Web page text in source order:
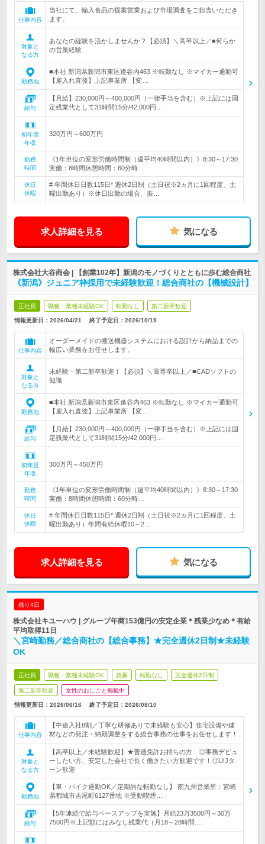
仕事内容
当社にて、輸入食品の提案営業および市場調査をご担当いただき
ます。
対象と
なる方
あなたの経験を活かしませんか？【必須】＼高卒以上／■何らか
の営業経験
勤務地
■本社 新潟県新潟市東区逢谷内463 ※転勤なし ※マイカー通勤可
【雇入れ直後】上記事業所 【変…
給与
【月給】230,000円～400,000円（一律手当を含む）※上記には固
定残業代として31時間15分/42,000円…
初年度
年収
320万円～600万円
勤務
時間
《1年単位の変形労働時間制（週平均40時間以内）》8:30～17:30
実働：8時間休憩時間：60分時…
休日
休暇
# 年間休日日数115日* 週休2日制（土日祝※2ヵ月に1回程度、土
曜出勤あり）※休日出勤の場合、振…
求人詳細を見る 気になる
株式会社大谷商会 | 【創業102年】新潟のモノづくりとともに歩む総合商社
《新潟》ジュニア枠採用で未経験歓迎！総合商社の【機械設計】
正社員 職種・業種未経験OK 転勤なし 第二新卒歓迎
情報更新日：2026/04/21 終了予定日： 2026/10/19
仕事内容
オーダーメイドの搬送機器システムにおける設計から納品までの
幅広い業務をお任せします。
対象と
なる方
未経験・第二新卒歓迎！【必須】＼高専卒以上／■CADソフトの
知識
勤務地
■本社 新潟県新潟市東区逢谷内463 ※転勤なし ※マイカー通勤可
【雇入れ直後】上記事業所 【変…
給与
【月給】230,000円～400,000円（一律手当を含む）※上記には固
定残業代として31時間15分/42,000円…
初年度
年収
300万円～450万円
勤務
時間
《1年単位の変形労働時間制（週平均40時間以内）》8:30～17:30
実働：8時間休憩時間：60分時…
休日
休暇
# 年間休日日数115日* 週休2日制（土日祝※2ヵ月に1回程度、土
曜出勤あり）年間有給休暇10～2…
求人詳細を見る 気になる
残り4日
株式会社キユーハウ | グループ年商153億円の安定企業＊残業少なめ＊有給
平均取得11日
＼宮崎勤務／総合商社の【総合事務】★完全週休2日制★未経験
OK
正社員 職種・業種未経験OK 急募 転勤なし 完全週休2日制
第二新卒歓迎 女性のおしごと掲載中
情報更新日：2026/06/16 終了予定日： 2026/08/10
仕事内容
【中途入社8割／丁寧な研修ありで未経験も安心】住宅設備や建
材などの発注・納期調整をする総合事務の仕事をお任せします！
対象と
なる方
【高卒以上／未経験歓迎】★普通免許お持ちの方 ◎事務デビュ
ーしたい方、安定した会社で長く働きたい方歓迎です！◎UIJタ
ーン歓迎
勤務地
【車・バイク通勤OK／定期的な転勤なし】 南九州営業所：宮崎
県都城市吉尾町6127番地 ※受動喫煙…
給与
【5年連続で給与ベースアップを実施】月給23万3500円～30万
7500円※上記額にはみなし残業代（月18～28時間…